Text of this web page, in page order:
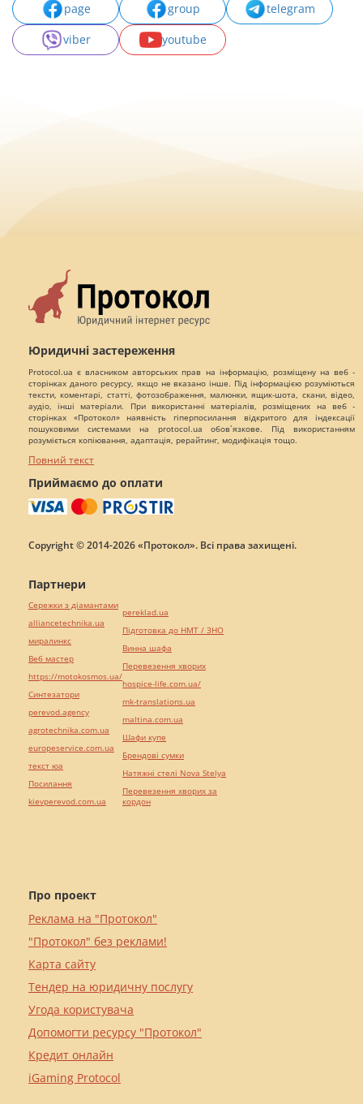
page group
telegram
viber
youtube
Юридичні застереження
Protocol.ua є власником авторських прав на інформацію, розміщену на веб -
сторінках даного ресурсу, якщо не вказано інше. Під інформацією розуміються
тексти, коментарі, статті, фотозображення, малюнки, ящик-шота, скани, відео,
аудіо, інші матеріали. При використанні матеріалів, розміщених на веб -
сторінках «Протокол» наявність гіперпосилання відкритого для індексації
пошуковими системами на protocol.ua обов`язкове. Під використанням
розуміється копіювання, адаптація, рерайтинг, модифікація тощо.
Повний текст
Приймаємо до оплати
Copyright © 2014-2026 «Протокол». Всі права захищені.
Про проект
Реклама на "Протокол"
"Протокол" без реклами!
Карта сайту
Тендер на юридичну послугу
Угода користувача
Допомогти ресурсу "Протокол"
Кредит онлайн
iGaming Protocol
Партнери
Сережки з діамантами
alliancetechnika.ua
миралинкс
Веб мастер
https://motokosmos.ua/
Синтезатори
perevod.agency
agrotechnika.com.ua
europeservice.com.ua
текст юа
Посилання
kievperevod.com.ua
pereklad.ua
Підготовка до НМТ / ЗНО
Винна шафа
Перевезення хворих
hospice-life.com.ua/
mk-translations.ua
maltina.com.ua
Шафи купе
Брендові сумки
Натяжні стелі Nova Stelya
Перевезення хворих за
кордон